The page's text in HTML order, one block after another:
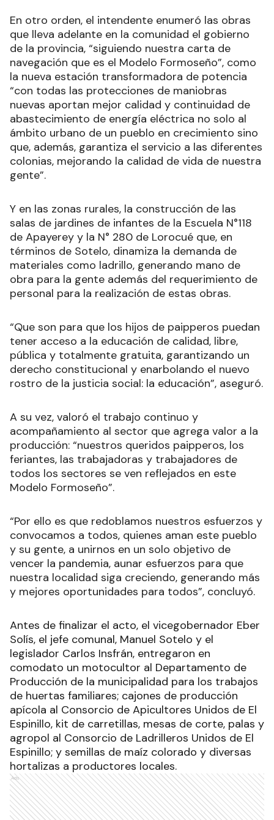
En otro orden, el intendente enumeró las obras
que lleva adelante en la comunidad el gobierno
de la provincia, “siguiendo nuestra carta de
navegación que es el Modelo Formoseño”, como
la nueva estación transformadora de potencia
“con todas las protecciones de maniobras
nuevas aportan mejor calidad y continuidad de
abastecimiento de energía eléctrica no solo al
ámbito urbano de un pueblo en crecimiento sino
que, además, garantiza el servicio a las diferentes
colonias, mejorando la calidad de vida de nuestra
gente”.
Y en las zonas rurales, la construcción de las
salas de jardines de infantes de la Escuela N°118
de Apayerey y la N° 280 de Lorocué que, en
términos de Sotelo, dinamiza la demanda de
materiales como ladrillo, generando mano de
obra para la gente además del requerimiento de
personal para la realización de estas obras.
“Que son para que los hijos de paipperos puedan
tener acceso a la educación de calidad, libre,
pública y totalmente gratuita, garantizando un
derecho constitucional y enarbolando el nuevo
rostro de la justicia social: la educación”, aseguró.
A su vez, valoró el trabajo continuo y
acompañamiento al sector que agrega valor a la
producción: “nuestros queridos paipperos, los
feriantes, las trabajadoras y trabajadores de
todos los sectores se ven reflejados en este
Modelo Formoseño”.
“Por ello es que redoblamos nuestros esfuerzos y
convocamos a todos, quienes aman este pueblo
y su gente, a unirnos en un solo objetivo de
vencer la pandemia, aunar esfuerzos para que
nuestra localidad siga creciendo, generando más
y mejores oportunidades para todos”, concluyó.
Antes de finalizar el acto, el vicegobernador Eber
Solís, el jefe comunal, Manuel Sotelo y el
legislador Carlos Insfrán, entregaron en
comodato un motocultor al Departamento de
Producción de la municipalidad para los trabajos
de huertas familiares; cajones de producción
apícola al Consorcio de Apicultores Unidos de El
Espinillo, kit de carretillas, mesas de corte, palas y
agropol al Consorcio de Ladrilleros Unidos de El
Espinillo; y semillas de maíz colorado y diversas
hortalizas a productores locales.
Ads